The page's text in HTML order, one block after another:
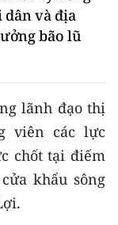
và địa
bão lũ
lãnh đạo thị
viên các lực
chốt tại điếm
khẩu sông